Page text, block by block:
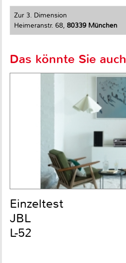
Zur 3. Dimension
Heimeranstr. 68, 80339 München
Das könnte Sie
Einzeltest
JBL
L-52